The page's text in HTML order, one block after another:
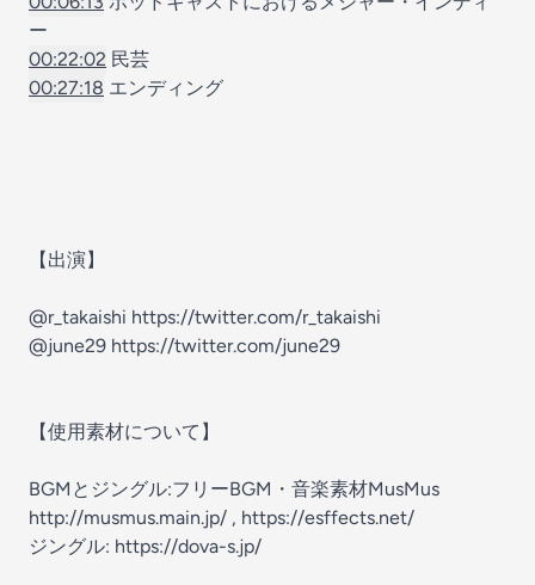
ー
00:22:02 民芸
00:27:18 エンディング
【出演】
@r_takaishi https://twitter.com/r_takaishi
@june29 https://twitter.com/june29
【使用素材について】
BGMとジングル:フリーBGM・音楽素材MusMus
http://musmus.main.jp/ , https://esffects.net/
ジングル: https://dova-s.jp/